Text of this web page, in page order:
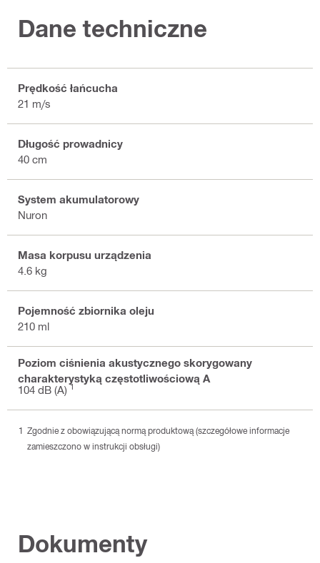
Dane techniczne
Prędkość łańcucha
21 m/s
Długość prowadnicy
40 cm
System akumulatorowy
Nuron
Masa korpusu urządzenia
4.6 kg
Pojemność zbiornika oleju
210 ml
Poziom ciśnienia akustycznego skorygowany
charakterystyką częstotliwościową A
104 dB (A) 1
Zgodnie z obowiązującą normą produktową (szczegółowe informacje
zamieszczono w instrukcji obsługi)
Dokumenty